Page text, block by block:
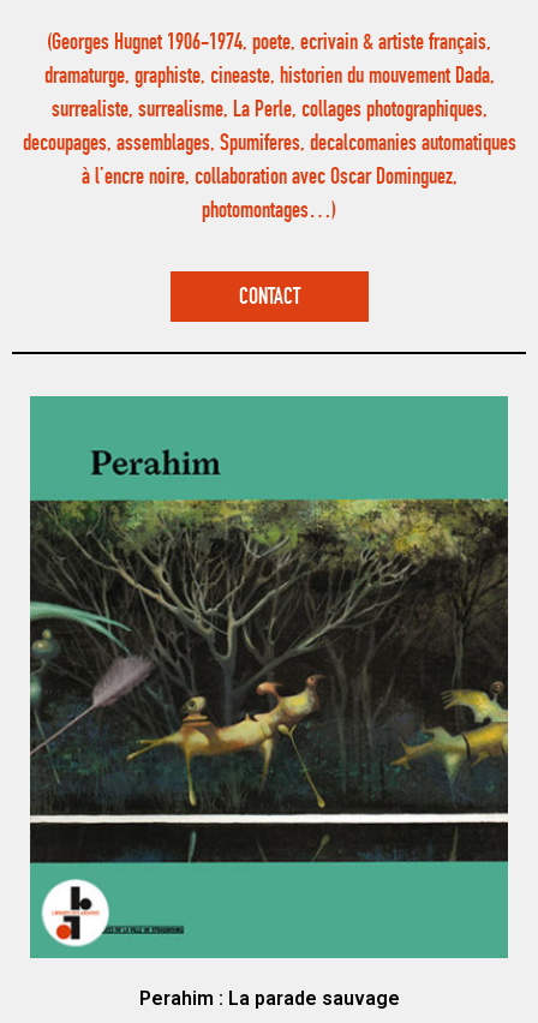
(Georges Hugnet 1906-1974, poete, ecrivain & artiste français,
dramaturge, graphiste, cineaste, historien du mouvement Dada,
surrealiste, surrealisme, La Perle, collages photographiques,
decoupages, assemblages, Spumiferes, decalcomanies automatiques
à l’encre noire, collaboration avec Oscar Dominguez,
photomontages…)
CONTACT
Perahim : La parade sauvage